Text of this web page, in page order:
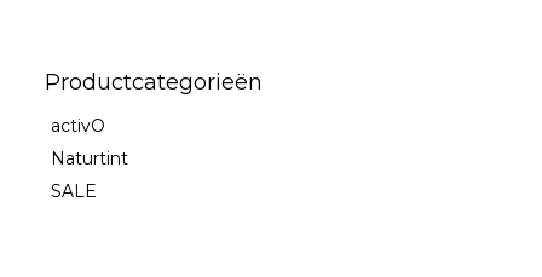
Productcategorieën
activO
Naturtint
SALE